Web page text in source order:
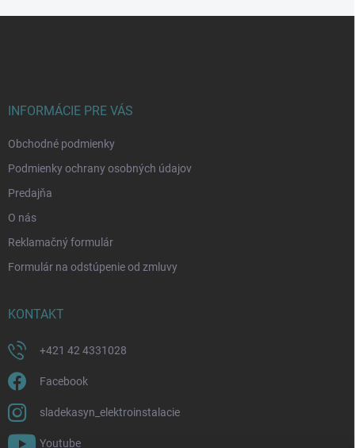
INFORMÁCIE PRE VÁS
Obchodné podmienky
Podmienky ochrany osobných údajov
Predajňa
O nás
Reklamačný formulár
Formulár na odstúpenie od zmluvy
KONTAKT
+421 42 4331028
Facebook
sladekasyn_elektroinstalacie
Youtube